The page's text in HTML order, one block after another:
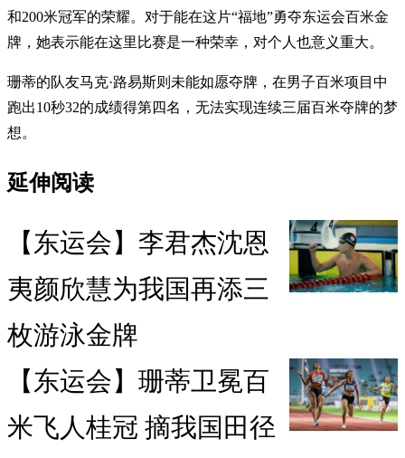
和200米冠军的荣耀。对于能在这片“福地”勇夺东运会百米金
牌，她表示能在这里比赛是一种荣幸，对个人也意义重大。
珊蒂的队友马克·路易斯则未能如愿夺牌，在男子百米项目中
跑出10秒32的成绩得第四名，无法实现连续三届百米夺牌的梦
想。
延伸阅读
【东运会】李君杰沈恩
夷颜欣慧为我国再添三
枚游泳金牌
【东运会】珊蒂卫冕百
米飞人桂冠 摘我国田径